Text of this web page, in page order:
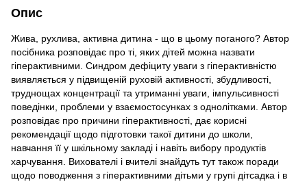
Опис
Жива, рухлива, активна дитина - що в цьому поганого? Автор
посібника розповідає про ті, яких дітей можна назвати
гіперактивними. Синдром дефіциту уваги з гіперактивністю
виявляється у підвищеній руховій активності, збудливості,
труднощах концентрації та утриманні уваги, імпульсивності
поведінки, проблеми у взаємостосунках з однолітками. Автор
розповідає про причини гіперактивності, дає корисні
рекомендації щодо підготовки такої дитини до школи,
навчання її у шкільному закладі і навіть вибору продуктів
харчування. Вихователі і вчителі знайдуть тут також поради
щодо поводження з гіперактивними дітьми у групі дітсадка і в